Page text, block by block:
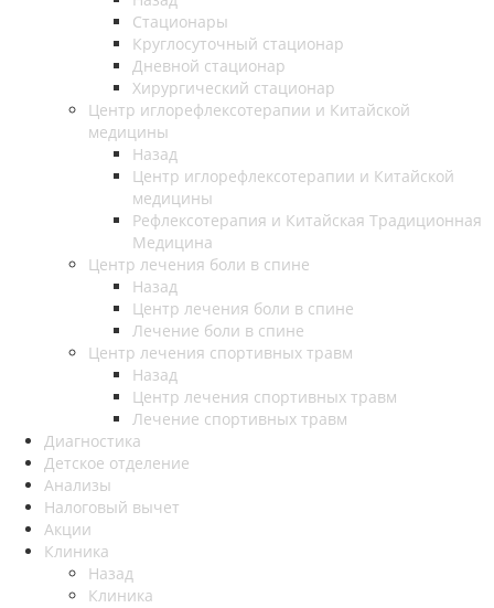
Стационары
Круглосуточный стационар
Дневной стационар
Хирургический стационар
Центр иглорефлексотерапии и Китайской
медицины
Назад
Центр иглорефлексотерапии и Китайской
медицины
Рефлексотерапия и Китайская Традиционная
Медицина
Центр лечения боли в спине
Назад
Центр лечения боли в спине
Лечение боли в спине
Центр лечения спортивных травм
Назад
Центр лечения спортивных травм
Лечение спортивных травм
Диагностика
Детское отделение
Анализы
Налоговый вычет
Акции
Клиника
Назад
Клиника